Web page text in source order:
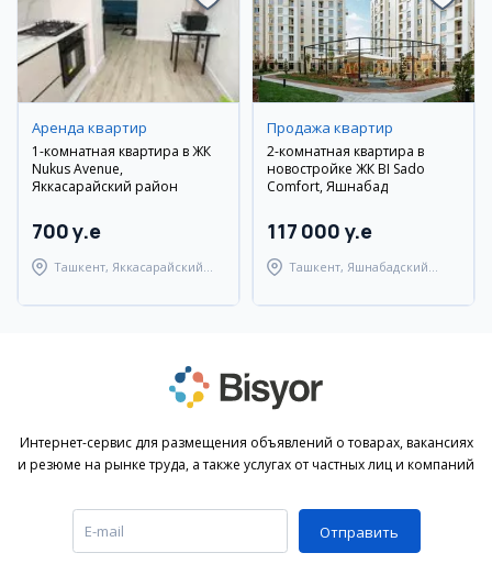
Аренда квартир
1-комнатная квартира в ЖК
Nukus Avenue,
Яккасарайский район
700 y.e
Ташкент, Яккасарайский
Продажа квартир
2-комнатная квартира в
новостройке ЖК BI Sado
Comfort, Яшнабад
117 000 y.e
Ташкент, Яшнабадский
Интернет-сервис для размещения объявлений о товарах, вакансиях
и резюме на рынке труда, а также услугах от частных лиц и компаний
Отправить